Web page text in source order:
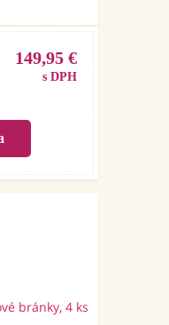
149,95 €
s DPH